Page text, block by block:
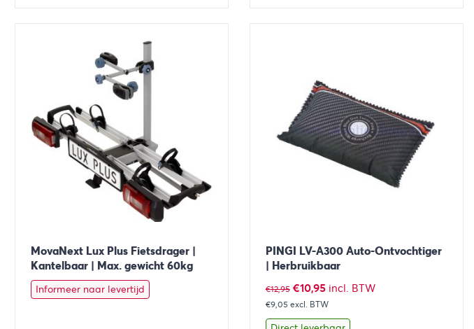
Bekijk Toevoegen aan winkelwagen Bekijk Toevoegen aan
MovaNext Lux Plus Fietsdrager |
Kantelbaar | Max. gewicht 60kg
Informeer naar levertijd
PINGI LV-A300 Auto-Ontvochtiger
| Herbruikbaar
€12,95 Oorspronkelijke
prijs
was:
€10,95Huidige
prijs
is:
incl. BTW
€9,05 excl. BTW